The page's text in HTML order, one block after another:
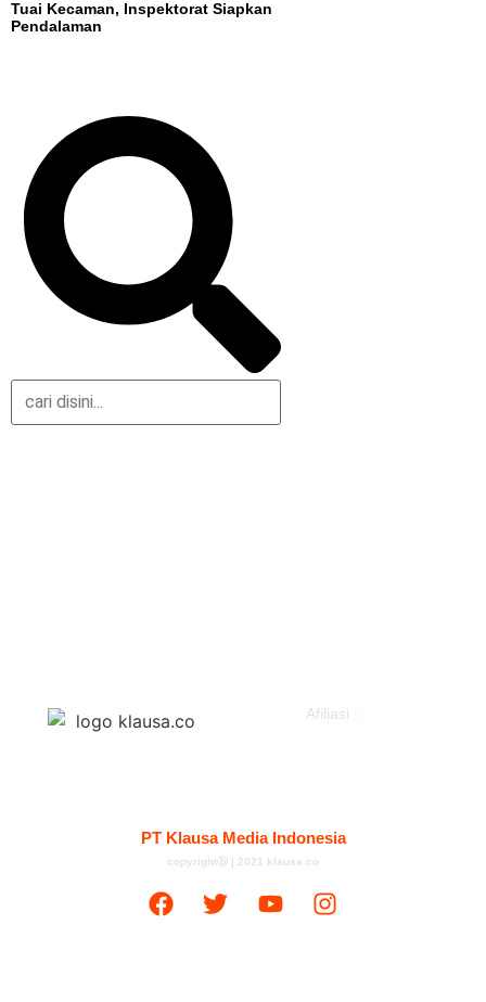
Tuai Kecaman, Inspektorat Siapkan
Pendalaman
Afiliasi :
PT Klausa Media Indonesia
copyrightⓑ | 2021 klausa.co